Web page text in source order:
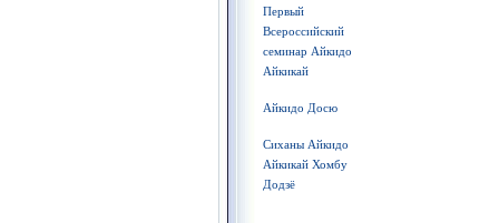
Первый
Всероссийский
семинар Айкидо
Айкикай
Айкидо Досю
Сиханы Айкидо
Айкикай Хомбу
Додзё